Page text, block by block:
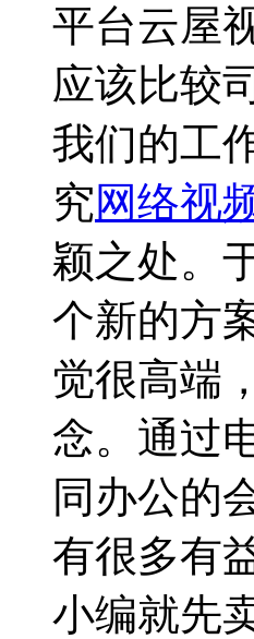
平台云屋
应该比较
我们的工
究网络视
颖之处。
个新的方
觉很高端
念。通过
同办公的
有很多有
小编就先